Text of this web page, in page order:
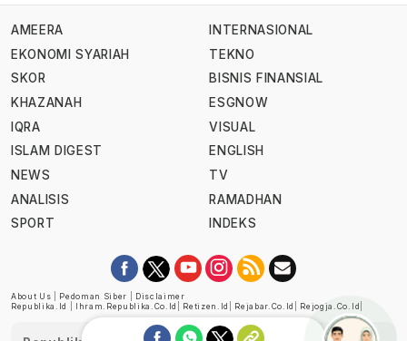
AMEERA
EKONOMI SYARIAH
SKOR
KHAZANAH
IQRA
ISLAM DIGEST
NEWS
ANALISIS
SPORT
INTERNASIONAL
TEKNO
BISNIS FINANSIAL
ESGNOW
VISUAL
ENGLISH
TV
RAMADHAN
INDEKS
About Us Pedoman Siber
Disclaimer
Republika.id
Ihram.republika.co.id Retizen.id Rejabar.co.id Rejogja.co.id